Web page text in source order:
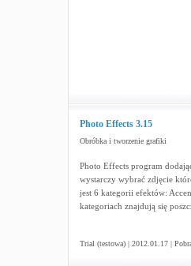
Photo Effects 3.15
Obróbka i tworzenie grafiki
Photo Effects program
wystarczy wybrać zdjęcie
jest 6 kategorii efektów:
kategoriach znajdują się
Trial (testowa) | 2012.01.17 |